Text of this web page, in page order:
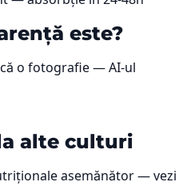
este?
o fotografie — AI-ul
alte culturi
asemănător — vezi